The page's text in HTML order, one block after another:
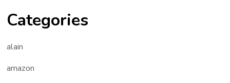
Categories
alain
amazon